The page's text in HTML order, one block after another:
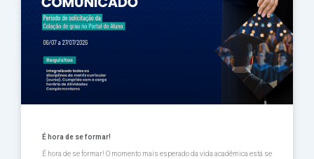
É hora de se formar!
É hora de se formar! O momento mais esperado da vida acadêmica está se